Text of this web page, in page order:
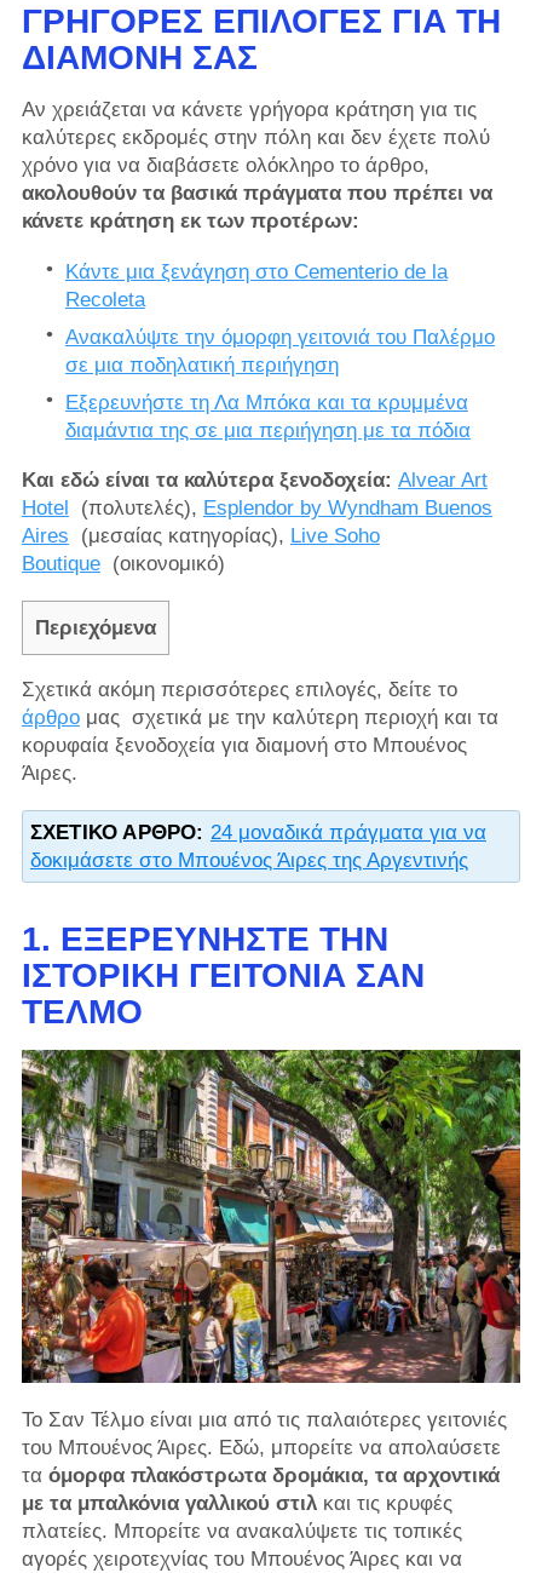
ΓΡΉΓΟΡΕΣ ΕΠΙΛΟΓΈΣ ΓΙΑ ΤΗ
ΔΙΑΜΟΝΉ ΣΑΣ
Αν χρειάζεται να κάνετε γρήγορα κράτηση για τις
καλύτερες εκδρομές στην πόλη και δεν έχετε πολύ
χρόνο για να διαβάσετε ολόκληρο το άρθρο,
ακολουθούν τα βασικά πράγματα που πρέπει να
κάνετε κράτηση εκ των προτέρων:
Κάντε μια ξενάγηση στο Cementerio de la
Recoleta
Ανακαλύψτε την όμορφη γειτονιά του Παλέρμο
σε μια ποδηλατική περιήγηση
Εξερευνήστε τη Λα Μπόκα και τα κρυμμένα
διαμάντια της σε μια περιήγηση με τα πόδια
Και εδώ είναι τα καλύτερα ξενοδοχεία: Alvear Art
Hotel (πολυτελές), Esplendor by Wyndham Buenos
Aires (μεσαίας κατηγορίας), Live Soho
Boutique(οικονομικό)
Περιεχόμενα
Σχετικά ακόμη περισσότερες επιλογές, δείτε το
άρθρομας σχετικά με την καλύτερη περιοχή και τα
κορυφαία ξενοδοχεία για διαμονή στο Μπουένος
Άιρες.
ΣΧΕΤΙΚΌ ΆΡΘΡΟ: 24 μοναδικά πράγματα για να
δοκιμάσετε στο Μπουένος Άιρες της Αργεντινής
1. ΕΞΕΡΕΥΝΉΣΤΕ ΤΗΝ
ΙΣΤΟΡΙΚΉ ΓΕΙΤΟΝΙΆ ΣΑΝ
ΤΈΛΜΟ
Το Σαν Τέλμο είναι μια από τις παλαιότερες γειτονιές
του Μπουένος Άιρες. Εδώ, μπορείτε να απολαύσετε
τα όμορφα πλακόστρωτα δρομάκια, τα αρχοντικά
με τα μπαλκόνια γαλλικού στιλκαι τις κρυφές
πλατείες. Μπορείτε να ανακαλύψετε τις τοπικές
αγορές χειροτεχνίας του Μπουένος Άιρες και να